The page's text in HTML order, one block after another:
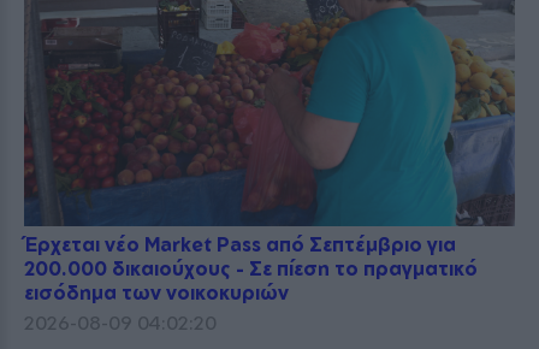
Έρχεται νέο Market Pass από Σεπτέμβριο για
200.000 δικαιούχους - Σε πίεση το πραγματικό
εισόδημα των νοικοκυριών
2026-08-09 04:02:20